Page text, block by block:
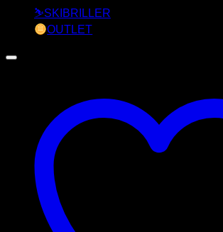
⛷️SKIBRILLER
OUTLET